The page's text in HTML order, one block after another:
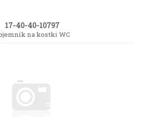
17-40-40-10797
na kostki WC